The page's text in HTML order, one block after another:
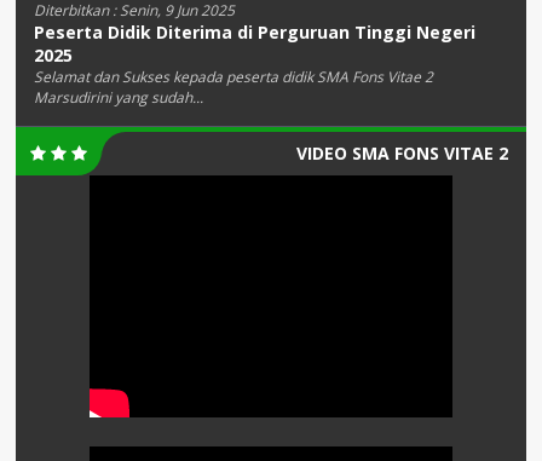
Diterbitkan :Senin, 9 Jun 2025
Peserta Didik Diterima di Perguruan Tinggi Negeri
2025
Selamat dan Sukses kepada peserta didik SMA Fons Vitae 2
Marsudirini yang sudah...
VIDEO SMA FONS VITAE 2